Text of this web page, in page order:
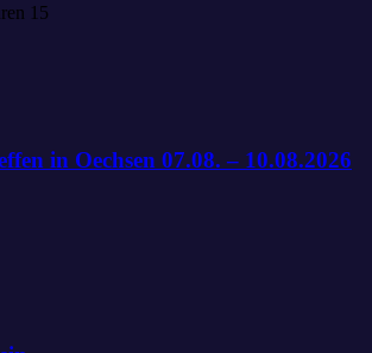
15
in Oechsen 07.08. – 10.08.2026